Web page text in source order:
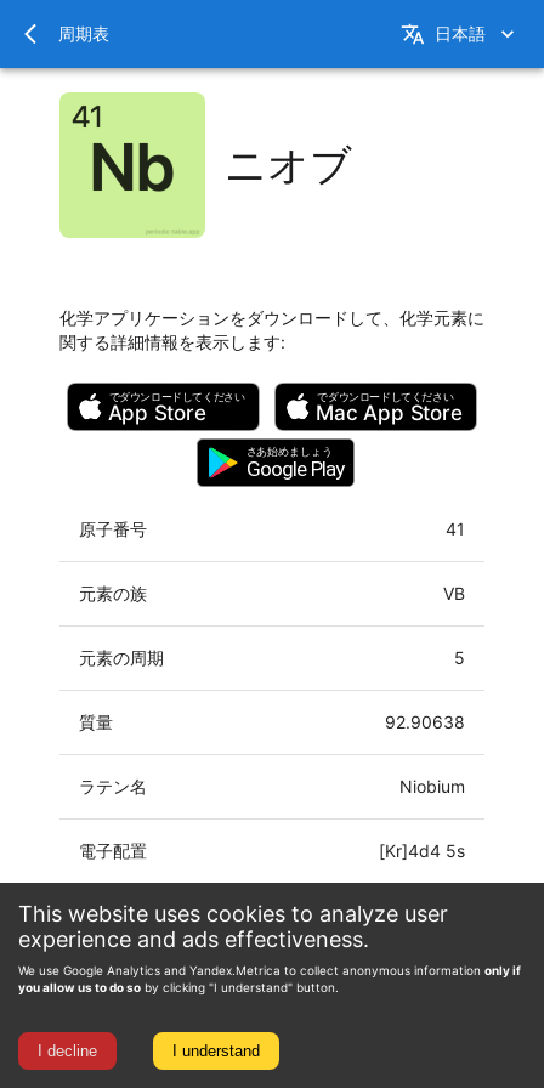
This website uses cookies to analyze user
experience and ads effectiveness.
We use Google Analytics and Yandex.Metrica to collect anonymous information only if
you allow us to do so by clicking "I understand" button.
I decline I understand
周期表 日本語
ニオブ
化学アプリケーションをダウンロードして、化学元素に
関する詳細情報を表示します:
でダウンロードしてください
App Store
でダウンロードしてください
MacApp Store
さあ始めましょう
Google Play
原子番号 41
元素の族 VB
元素の周期 5
質量 92.90638
ラテン名 Niobium
電子配置 [Kr]4d4 5s
酸化数 -3, -1, 0, 1, 2, 3, 4, 5